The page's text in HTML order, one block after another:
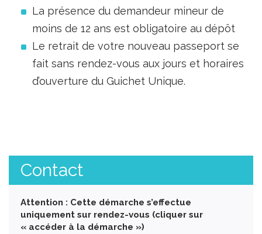
La présence du demandeur mineur de
moins de 12 ans est obligatoire au dépôt
Le retrait de votre nouveau passeport se
fait sans rendez-vous aux jours et horaires
d’ouverture du Guichet Unique.
Contact
Attention : Cette démarche s’effectue
uniquement sur rendez-vous (cliquer sur
« accéder à la démarche »)